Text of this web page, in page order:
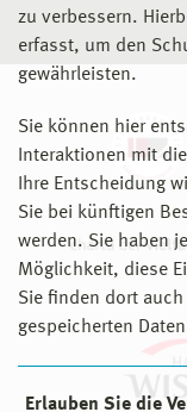
zu verbessern.
erfasst, um den
gewährleisten.
Sie können hier
Interaktionen mit
Ihre Entscheidung
Sie bei künftigen
werden. Sie haben
Möglichkeit, diese
Sie finden dort
gespeicherten
Erlauben Sie die